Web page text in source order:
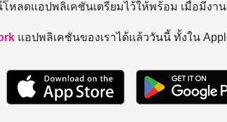
หลดแอปพลิเคชันเตรียมไว้ให้พร้อม เมื่อมีงา
แอปพลิเคชันของเราได้แล้ววันนี้ ทั้งใน